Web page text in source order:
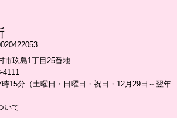
玖島1丁目25番地
15分（土曜日・日曜日・祝日・12月29日～翌年
いて